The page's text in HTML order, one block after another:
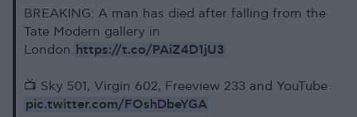
BREAKING: A man has died after falling from the
Tate Modern gallery in
London. https://t.co/PAiZ4D1jU3
📺 Sky 501, Virgin 602, Freeview 233 and YouTube
pic.twitter.com/FOshDbeYGA